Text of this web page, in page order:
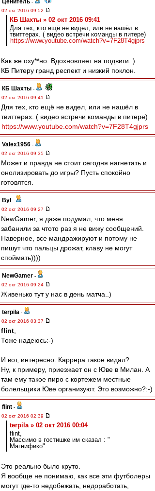
Ценитель -
02 окт 2016 09:52
КБ Шахты » 02 окт 2016 09:41
Для тех, кто ещё не видел, или не нашёл в
твиттерах. ( видео встречи команды в питере)
https://www.youtube.com/watch?v=7F28T4gjprs
Как же оху**но. Вдохновляет на подвиги. )
КБ Питеру гранд респект и низкий поклон.
КБ Шахты -
02 окт 2016 09:41
Для тех, кто ещё не видел, или не нашёл в
твиттерах. ( видео встречи команды в питере)
https://www.youtube.com/watch?v=7F28T4gjprs
Valex1956 -
02 окт 2016 09:35
Может и правда не стоит сегодня нагнетать и
онолизировать до игры? Пусть спокойно
готовятся.
Byl -
02 окт 2016 09:27
NewGamer, я даже подумал, что меня
забанили за чтото раз я не вижу сообщений.
Наверное, все мандражируют и потому не
пишут что пальцы дрожат, клаву не могут
споймать))))
NewGamer -
02 окт 2016 09:24
Живенько тут у нас в день матча..)
terpila -
02 окт 2016 03:37
flint
Тоже надеюсь:-)
И вот, интересно. Каррера такое видал?
Ну, к примеру, приезжает он с Юве в Милан. А
там ему такое пиро с кортежем местные
болельщики Юве организуют. Это возможно?:-)
flint -
02 окт 2016 02:39
terpila » 02 окт 2016 00:04
flint,
Массимо в гостишке им сказал : "
Магнифико".
Это реально было круто.
Я вообще не понимаю, как все эти футболеры
могут где-то недобежать, недоработать,